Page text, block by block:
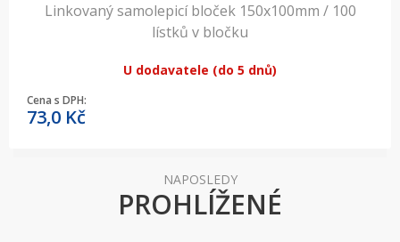
Linkovaný samolepicí bloček 150x100mm / 100
lístků v bločku
U dodavatele (do 5 dnů)
Cena s DPH:
73,0 Kč
NAPOSLEDY
PROHLÍŽENÉ